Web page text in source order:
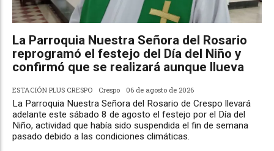
La Parroquia Nuestra Señora del Rosario
reprogramó el festejo del Día del Niño y
confirmó que se realizará aunque llueva
ESTACIÓN PLUS CRESPO Crespo 06 de agosto de 2026
La Parroquia Nuestra Señora del Rosario de Crespo llevará
adelante este sábado 8 de agosto el festejo por el Día del
Niño, actividad que había sido suspendida el fin de semana
pasado debido a las condiciones climáticas.